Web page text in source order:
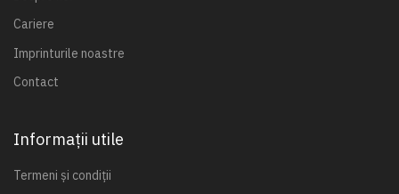
Cariere
Imprinturile noastre
Contact
Informații utile
Termeni și condiții